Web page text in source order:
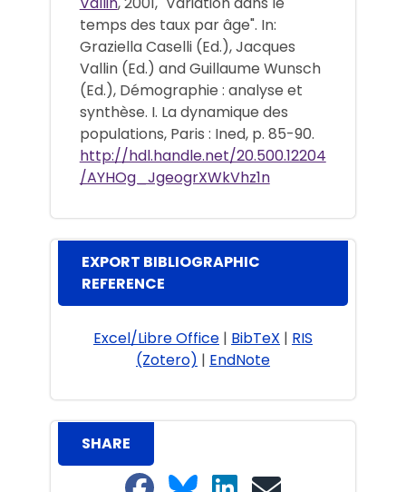
temps des taux par âge". In:
Graziella Caselli (Ed.), Jacques
Vallin (Ed.) and Guillaume Wunsch
(Ed.), Démographie : analyse et
synthèse. I. La dynamique des
populations, Paris : Ined, p. 85-90.
http://hdl.handle.net/20.500.12204
/AYHOg_JgeogrXWkVhz1n
EXPORT BIBLIOGRAPHIC
REFERENCE
Excel/Libre Office | BibTeX | RIS
(Zotero) | EndNote
SHARE
Share on Facebook
Share on Bluesky
Share on LinkedIn